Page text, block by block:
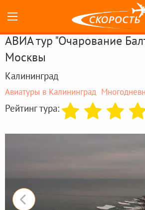
АВИА тур "Очарование
Москвы
Калининград
Авиатуры в Калининград
Рейтинг тура: